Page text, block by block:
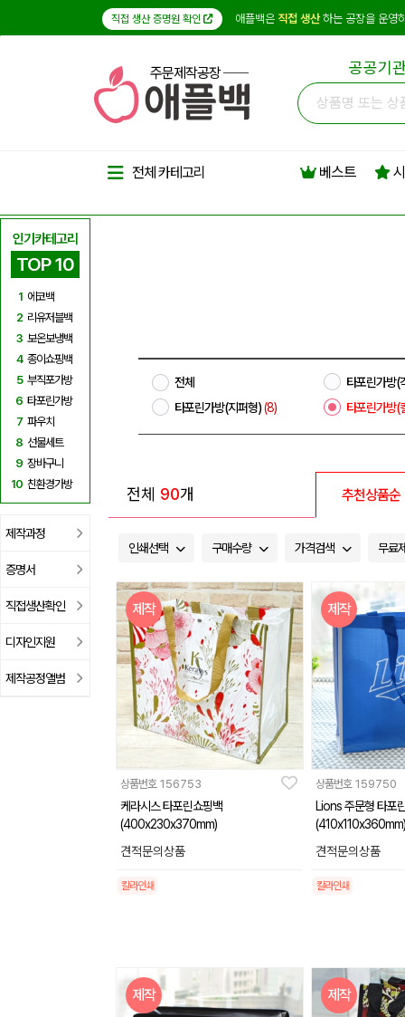
직접 생산 증명원 확인 애플백은 직접 생산하는 공장을 운영
주문제작공장 공공기
인기카테고리
TOP 10
1 에코백
2 리유저블백
3 보온보냉백
4 종이쇼핑백
5 부직포가방
6 타포린가방
7 파우치
8 선물세트
9 장바구니
10 친환경가방
제작과정
증명서
직접생산확인
디자인지원
제작공정앨범
전체 카테고리 베스트
전체
타포린가방(
타포린가방(지퍼형)(8) 타포린가방(
전체 90개 추천상품순
인쇄선택 구매수량 가격검색 무료
제작
상품번호 156753
케라시스 타포린쇼핑백
(400x230x370mm)
견적문의상품
칼라인쇄
제작
상품번호 159750
Lions 주문형 타포
(410x110x360mm)
견적문의상품
칼라인쇄
제작 제작